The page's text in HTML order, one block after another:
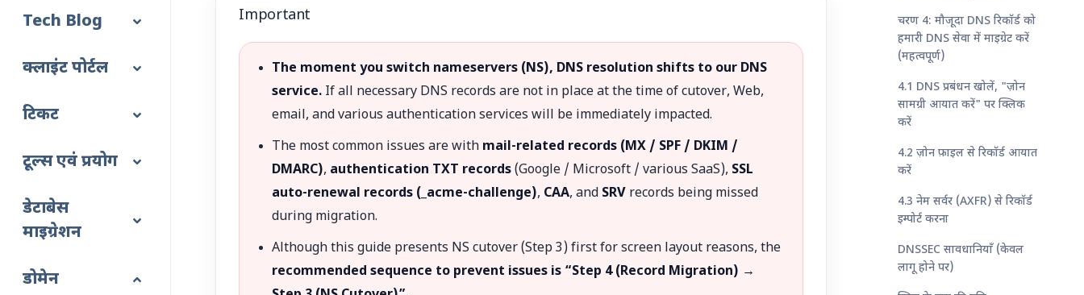
Tech Blog
क्लाइंट पोर्टल
टिकट
टूल्स एवं प्रयोग
डेटाबेस
माइग्रेशन
डोमेन
Important
The moment you switch nameservers (NS), DNS resolution shifts to our DNS
service.If all necessary DNS records are not in place at the time of cutover, Web,
email, and various authentication services will be immediately impacted.
The most common issues are with mail-related records (MX / SPF / DKIM /
DMARC), authentication TXT records(Google / Microsoft / various SaaS), SSL
auto-renewal records (_acme-challenge), CAA, and SRV records being missed
during migration.
Although this guide presents NS cutover (Step 3) first for screen layout reasons, the
recommended sequence to prevent issues is “Step 4 (Record Migration) →
चरण 4: मौजूदा DNS रिकॉर्ड को
हमारी DNS सेवा में माइग्रेट करें
(महत्वपूर्ण)
4.1 DNS प्रबंधन खोलें, "ज़ोन
सामग्री आयात करें" पर क्लिक
करें
4.2 ज़ोन फ़ाइल से रिकॉर्ड आयात
करें
4.3 नेम सर्वर (AXFR) से रिकॉर्ड
इम्पोर्ट करना
DNSSEC सावधानियाँ (केवल
लागू होने पर)